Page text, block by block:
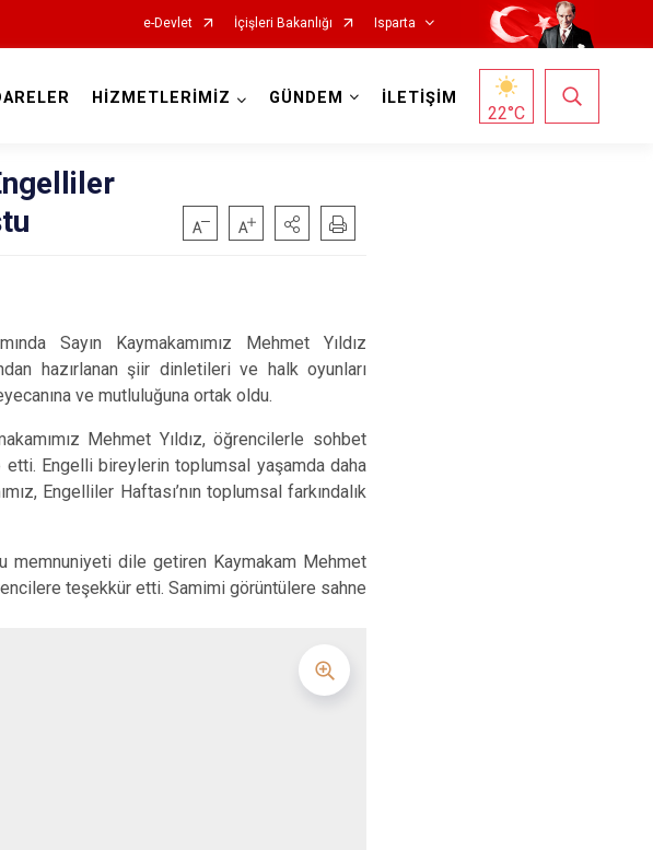
e-Devlet İçişleri Bakanlığı Isparta
Atabey
Eğirdir
Gelendost
Gönen
Senirkent
Uluborlu
Yalvaç
HİZMETLERİMİZ GÜNDEM İLETİŞİM
22°C
Sayın Kaymakamımız Mehmet Yıldız
hazırlanan şiir dinletileri ve halk oyunları
ve mutluluğuna ortak oldu.
Mehmet Yıldız, öğrencilerle sohbet
Engelli bireylerin toplumsal yaşamda daha
Engelliler Haftası’nın toplumsal farkındalık
dile getiren Kaymakam Mehmet
teşekkür etti. Samimi görüntülere sahne